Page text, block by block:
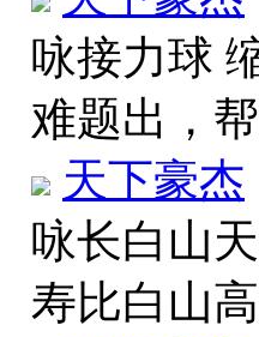
咏接力球
难题出，
天下豪杰
咏长白山
寿比白山